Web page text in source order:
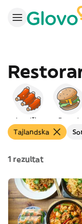
Američka Burgeri
Tajlandska
1 rezultat